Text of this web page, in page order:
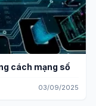
cách mạng số
03/09/2025